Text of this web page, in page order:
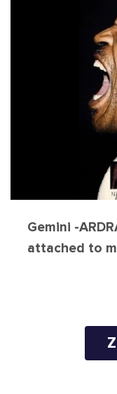
Gemini -
attached to